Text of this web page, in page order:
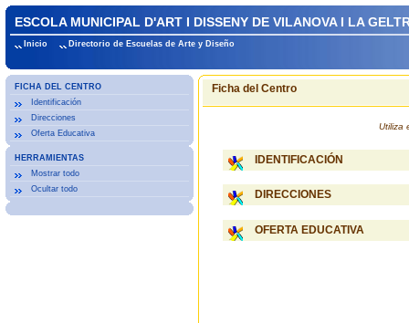
ESCOLA MUNICIPAL D'ART I DISSENY DE VILANOVA I LA
Inicio Directorio de Escuelas de Arte y Diseño
FICHA DEL CENTRO
Identificación
Direcciones
Oferta Educativa
HERRAMIENTAS
Mostrar todo
Ocultar todo
Ficha del Centro
Utiliza
IDENTIFICACIÓN
DIRECCIONES
OFERTA EDUCATIVA